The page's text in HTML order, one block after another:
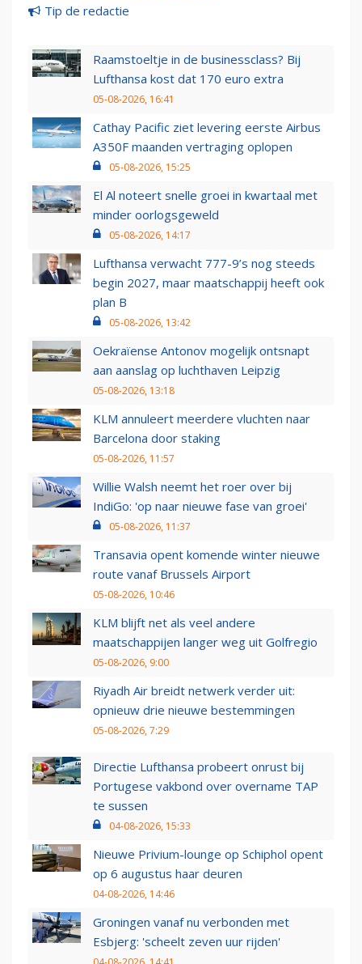
Tip de redactie
Raamstoeltje in de businessclass? Bij
Lufthansa kost dat 170 euro extra
05-08-2026, 16:41
Cathay Pacific ziet levering eerste Airbus
A350F maanden vertraging oplopen
05-08-2026, 15:25
El Al noteert snelle groei in kwartaal met
minder oorlogsgeweld
05-08-2026, 14:17
Lufthansa verwacht 777-9’s nog steeds
begin 2027, maar maatschappij heeft ook
plan B
05-08-2026, 13:42
Oekraïense Antonov mogelijk ontsnapt
aan aanslag op luchthaven Leipzig
05-08-2026, 13:18
KLM annuleert meerdere vluchten naar
Barcelona door staking
05-08-2026, 11:57
Willie Walsh neemt het roer over bij
IndiGo: 'op naar nieuwe fase van groei'
05-08-2026, 11:37
Transavia opent komende winter nieuwe
route vanaf Brussels Airport
05-08-2026, 10:46
KLM blijft net als veel andere
maatschappijen langer weg uit Golfregio
05-08-2026, 9:00
Riyadh Air breidt netwerk verder uit:
opnieuw drie nieuwe bestemmingen
05-08-2026, 7:29
Directie Lufthansa probeert onrust bij
Portugese vakbond over overname TAP
te sussen
04-08-2026, 15:33
Nieuwe Privium-lounge op Schiphol opent
op 6 augustus haar deuren
04-08-2026, 14:46
Groningen vanaf nu verbonden met
Esbjerg: 'scheelt zeven uur rijden'